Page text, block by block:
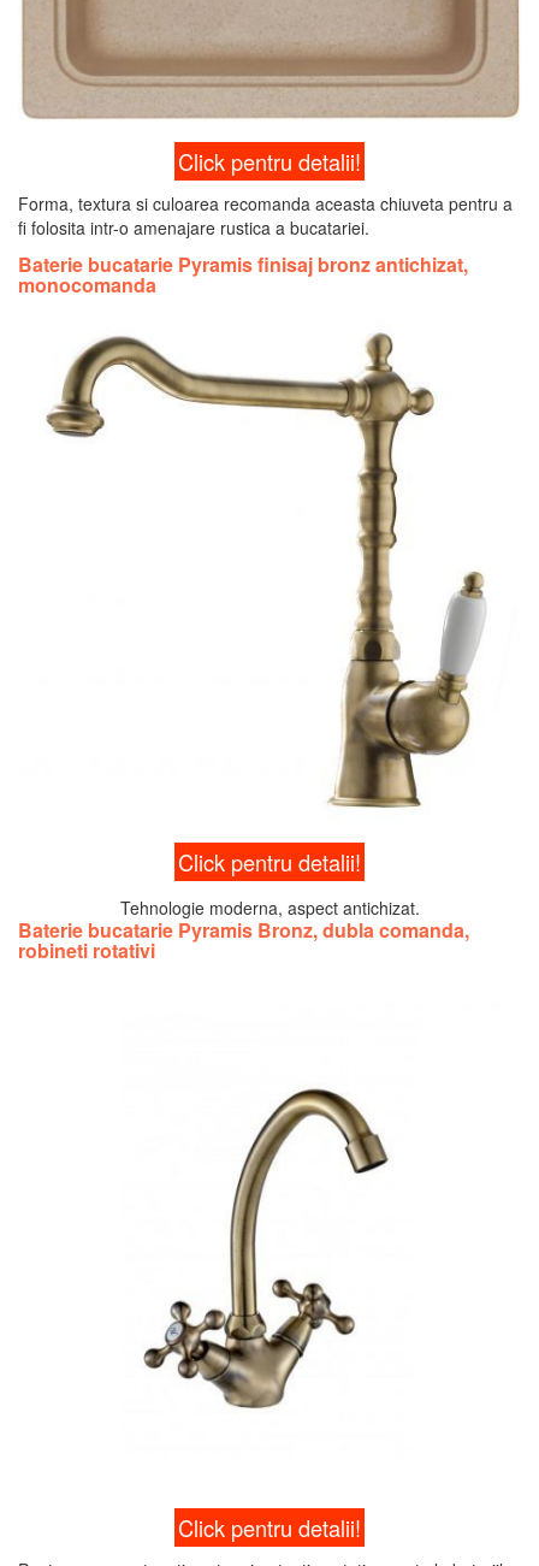
Click pentru detalii!
Forma, textura si culoarea recomanda aceasta chiuveta pentru a
fi folosita intr-o amenajare rustica a bucatariei.
Baterie bucatarie Pyramis finisaj bronz antichizat,
monocomanda
Click pentru detalii!
Tehnologie moderna, aspect antichizat.
Baterie bucatarie Pyramis Bronz, dubla comanda,
robineti rotativi
Click pentru detalii!